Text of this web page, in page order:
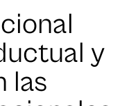
y
las